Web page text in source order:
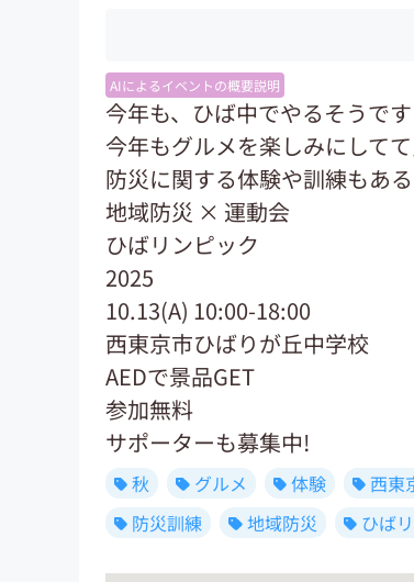
AIによるイベントの概要説明
今年も、ひば中でやるそうです
今年もグルメを楽しみにして
防災に関する体験や訓練もある
地域防災 × 運動会
ひばリンピック
2025
10.13(A) 10:00-18:00
西東京市ひばりが丘中学校
AEDで景品GET
参加無料
サポーターも募集中!
秋 グルメ 体験 西東
防災訓練
地域防災 ひば